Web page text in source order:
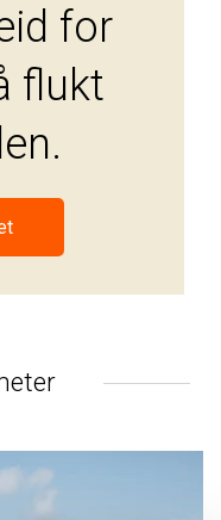
for
flukt